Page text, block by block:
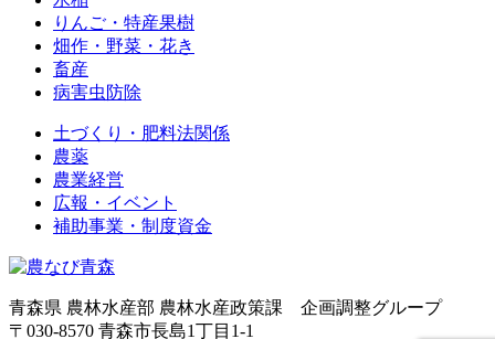
りんご・特産果樹
畑作・野菜・花き
畜産
病害虫防除
土づくり・肥料法関係
農薬
農業経営
広報・イベント
補助事業・制度資金
青森県 農林水産部 農林水産政策課 企画調整グループ
〒030-8570 青森市長島1丁目1-1